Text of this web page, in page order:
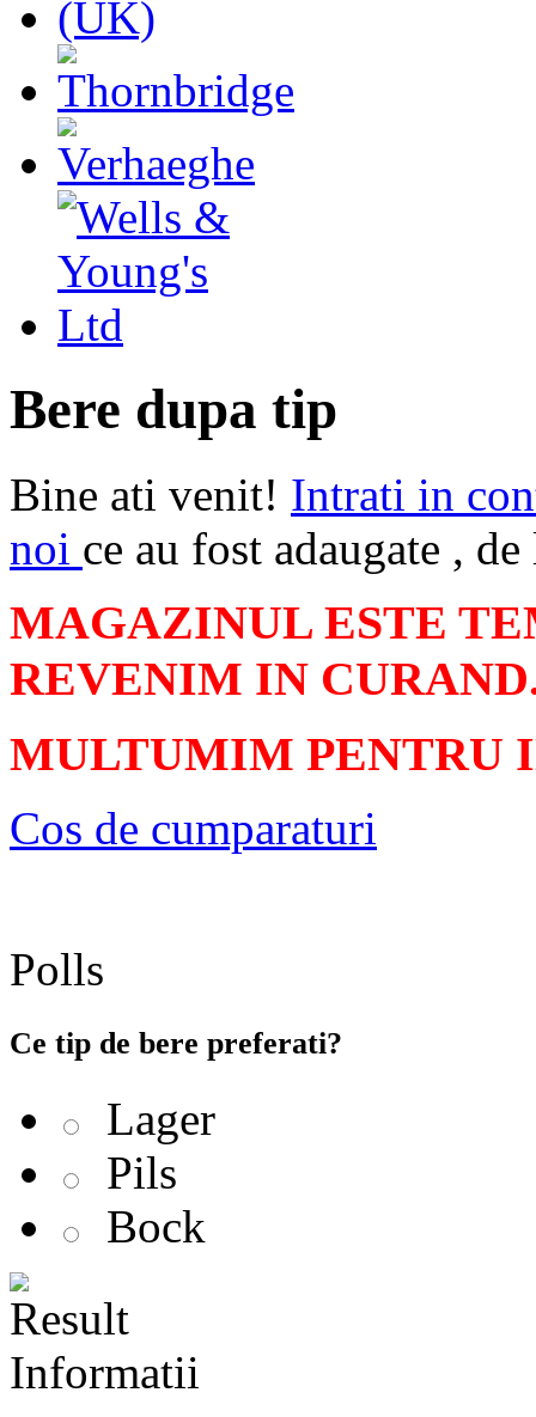
Bere dupa tip
Bine ati venit! Intrati in
noi ce au fost adaugate ,
MAGAZINUL ESTE
REVENIM IN
MULTUMIM PENTRU
Cos de cumparaturi
Polls
Ce tip de bere preferati?
Lager
Pils
Bock
Informatii